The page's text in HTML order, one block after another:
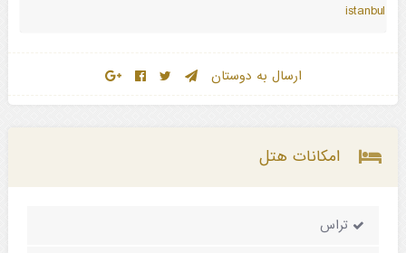
istanbul
ارسال به دوستان
امکانات هتل
تراس